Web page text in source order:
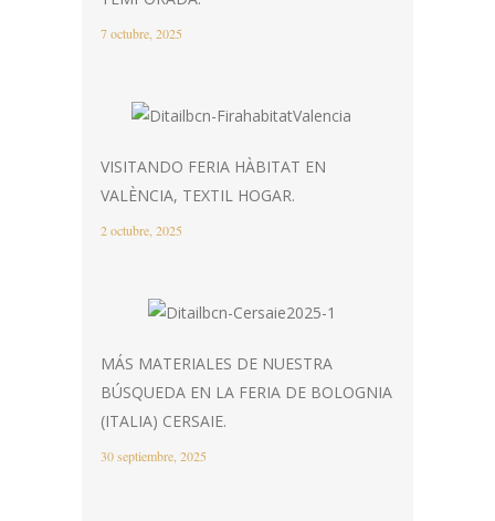
7 octubre, 2025
VISITANDO FERIA HÀBITAT EN
VALÈNCIA, TEXTIL HOGAR.
2 octubre, 2025
MÁS MATERIALES DE NUESTRA
BÚSQUEDA EN LA FERIA DE BOLOGNIA
(ITALIA) CERSAIE.
30 septiembre, 2025